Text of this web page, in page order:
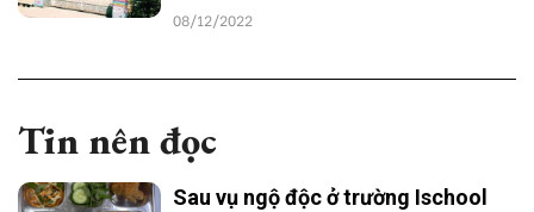
08/12/2022
Tin nên đọc
Sau vụ ngộ độc ở trường Ischool